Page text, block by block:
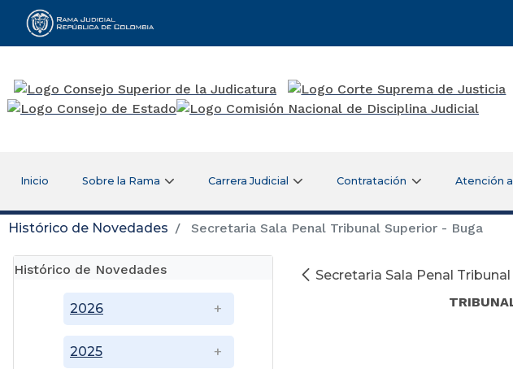
Rama Judicial
Inicio Sobre la Rama Carrera Judicial Contratación Atención
Histórico de Novedades Secretaria Sala Penal Tribunal Superior - Buga
Histórico de Novedades
2025
2026
Secretaria Sala Penal